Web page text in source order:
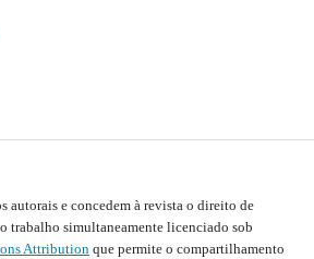
autorais e concedem à revista o direito de
trabalho simultaneamente licenciado sob
Attribution que permite o compartilhamento